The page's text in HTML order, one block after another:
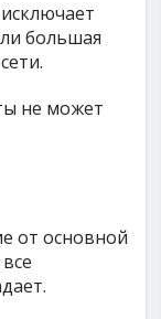
большая
не может
от основной